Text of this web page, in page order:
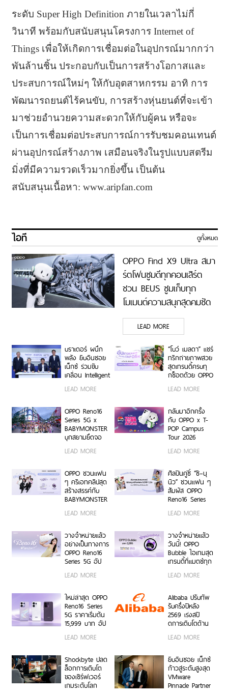
ระดับ Super High Definition ภายในเวลาไม่กี่
วินาที พร้อมกับสนับสนุนโครงการ Internet of
Things เพื่อให้เกิดการเชื่อมต่อในอุปกรณ์มากกว่า
พันล้านชิ้น ประกอบกับเป็นการสร้างโอกาสและ
ประสบการณ์ใหม่ๆ ให้กับอุตสาหกรรม อาทิ การ
พัฒนารถยนต์ไร้คนขับ, การสร้างหุ่นยนต์ที่จะเข้า
มาช่วยอำนวยความสะดวกให้กับผู้คน หรือจะ
เป็นการเชื่อมต่อประสบการณ์การรับชมคอนเทนต์
ผ่านอุปกรณ์สร้างภาพ เสมือนจริงในรูปแบบสตรีม
มิ่งที่มีความรวดเร็วมากยิ่งขึ้น เป็นต้น
สนับสนุนเนื้อหา: www.aripfan.com
ไอที ดูทั้งหมด
OPPO Find X9 Ultra สมา
ร์ตโฟนซูมดีทุกคอนเสิร์ต
ชวน BEUS ซูมเก็บทุก
โมเมนต์ความสนุกสุดคมชัด
ในคอนเสิร์ต BUS LIGHT
AS ONE
LEAD MORE
บราเดอร์ ผนึก
พลัง ยิบอินซอย
เน็กซ์ ร่วมขับ
เคลื่อน Intelligent
Transformation
Platform ยก
ระดับการจัดการ
ข้อมูลสู่ยุค
Digital-First
Enterprise
LEAD MORE
“โบว์ เมลดา” แชร์
ทริกถ่ายภาพสวย
สุดเทรนดี้ครบทุ
กช็อตด้วย OPPO
5G
LEAD MORE
OPPO Reno16
Series 5G x
BABYMONSTER
บุกสยามยึดจอ
บันดาลใจให้ทุก
เองได้เต็มที่ ผ่าน
OPPO K-POP
Star Random
Dance พร้อม
คลูซีฟ
LEAD MORE
กลับมาอีกครั้ง
กับ OPPO x T-
POP Campus
Tour 2026
สนุก บุก 6 รั้ว
ประเทศ ชวนเหล่า
นักศึกษา มา
Make Your
Moment กับ
Series 5G เร็ว ๆ
LEAD MORE
OPPO ชวนแฟน
ๆ ครีเอทคลิปสุด
สร้างสรรค์กับ
BABYMONSTER
คอนเสิร์ตโซน VIP
Edition Gift Box
สุดเอ็กซ์คลูซีฟ
ร่วมสนุกได้ตั้งแต่
6 ก.ค. – 17 ส.ค.
LEAD MORE
ศิลปินคู่ซี้ “ซี–นุ
นิว” ชวนแฟน ๆ
สัมผัส OPPO
Reno16 Series
Unbox พร้อม
กล้องมุมกว้าง
พิเศษ 50MP
0.6x เก็บทุก
โมเมนต์ โดดเด่น
LEAD MORE
วางจำหน่ายแล้ว
อย่างเป็นทางการ
OPPO Reno16
Series 5G อัป
กว้างพิเศษ
0.6x ถ่ายคนสวย
สีผิวเป็น
ธรรมชาติทั้งภาพ
นิ่งและวิดีโอ ใน
ราคาเริ่มต้นเพียง
15,999 บาท
สมนาคุณสุดคุ้ม
ค่า!
LEAD MORE
วางจำหน่ายแล้ว
วันนี้! OPPO
Bubble ไอเทมสุด
เทรนดี้ที่แมตช์ทุก
คุณสมบัติเด่น ใช้
งานได้ทั้งบนสมา
ร์ตโฟน OPPO
และระบบ iOS ใน
ราคา 2,999 บาท
LEAD MORE
ใหม่ล่าสุด OPPO
Reno16 Series
5G ราคาเริ่มต้น
15,999 บาท อัป
กว้างพิเศษ
สวยทั้งภาพและ
วิดีโอ พร้อม
ดีไซน์ดวงดาว 3
มิติ ครั้งแรกใน
LEAD MORE
Alibaba ปรับทัพ
รับครึ่งปีหลัง
2569 เร่งสปี
ดการเติบโตด้าน
ขององค์กร
และการขยาย
โครงสร้างพื้นฐาน
ทั่วโลก
LEAD MORE
Shockbyte ปลด
ล็อกการเติบโต
ของเซิร์ฟเวอร์
เกมระดับโลก
ยิบอินซอย เน็กซ์
ก้าวสู่ระดับสูงสุด
VMware
Pinnacle Partner